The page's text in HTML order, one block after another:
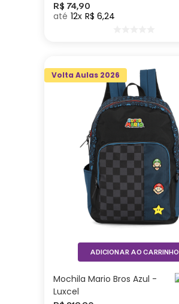
R$ 74,90
12 R$ 6,24
Volta Aulas 2026
Mochila Mario Bros Azul -
Luxcel
ADICIONAR AO CARRINHO